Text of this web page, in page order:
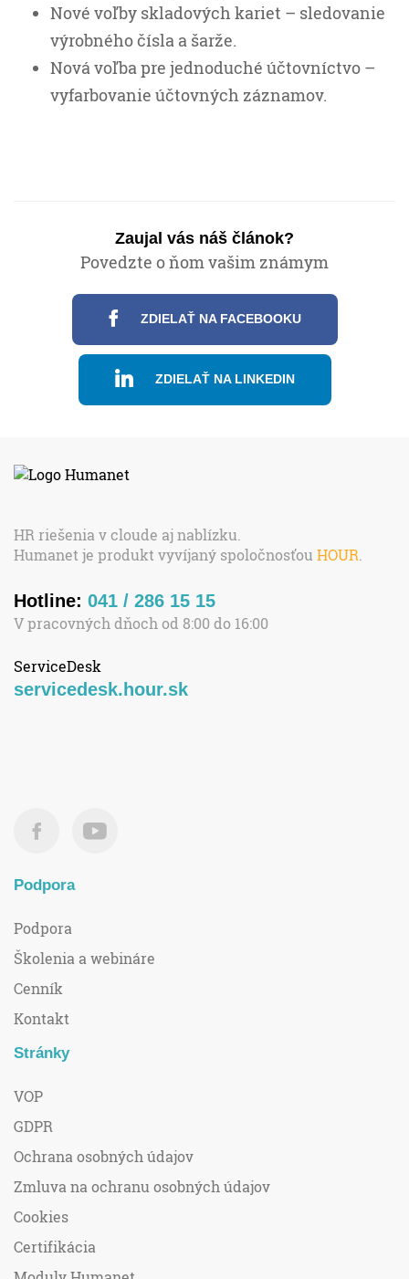
Nové voľby skladových kariet – sledovanie
výrobného čísla a šarže.
Nová voľba pre jednoduché účtovníctvo –
vyfarbovanie účtovných záznamov.
Zaujal vás náš článok?
Povedzte o ňom vašim známym
ZDIELAŤ NA FACEBOOKU
ZDIELAŤ NA LINKEDIN
HR riešenia v cloude aj nablízku.
Humanet je produkt vyvíjaný spoločnosťou HOUR
Hotline: 041 / 286 15 15
V pracovných dňoch od 8:00 do 16:00
ServiceDesk
servicedesk.hour.sk
Podpora
Podpora
Školenia a webináre
Cenník
Kontakt
Stránky
VOP
GDPR
Ochrana osobných údajov
Zmluva na ochranu osobných údajov
Cookies
Certifikácia